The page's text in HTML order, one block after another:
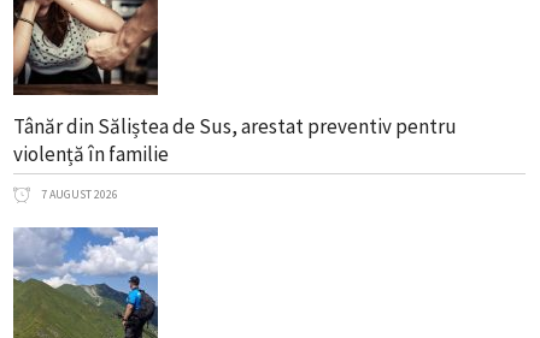
Tânăr din Săliștea de Sus, arestat preventiv pentru
violență în familie
7 AUGUST 2026